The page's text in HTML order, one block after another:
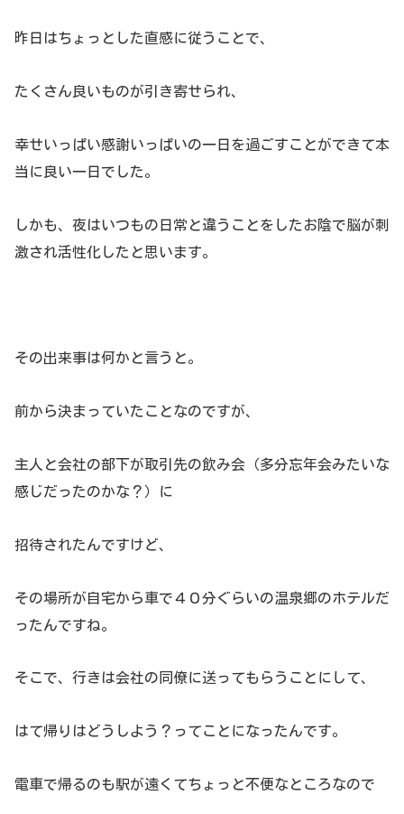
昨日はちょっとした直感に従うことで、
たくさん良いものが引き寄せられ、
幸せいっぱい感謝いっぱいの一日を過ごすことができて本
当に良い一日でした。
しかも、夜はいつもの日常と違うことをしたお陰で脳が刺
激され活性化したと思います。
その出来事は何かと言うと。
前から決まっていたことなのですが、
主人と会社の部下が取引先の飲み会（多分忘年会みたいな
感じだったのかな？）に
招待されたんですけど、
その場所が自宅から車で４０分ぐらいの温泉郷のホテルだ
ったんですね。
そこで、行きは会社の同僚に送ってもらうことにして、
はて帰りはどうしよう？ってことになったんです。
電車で帰るのも駅が遠くてちょっと不便なところなので